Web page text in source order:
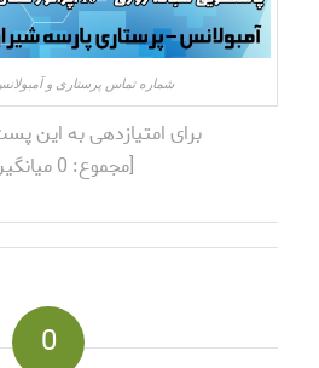
شماره تماس پرستاری و
برای امتیازدهی به این
[مجموع: 0
0